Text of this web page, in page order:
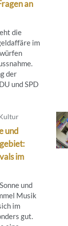
an
die
im
der
und SPD
und
im
und
Musik
im
gut.